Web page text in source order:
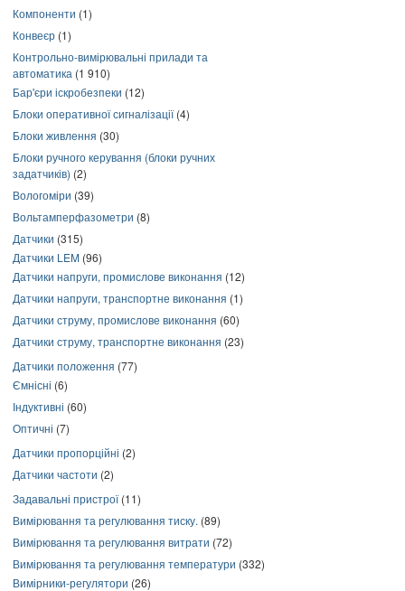
Компоненти (1)
Конвеєр (1)
Контрольно-вимірювальні прилади та
автоматика (1 910)
Бар'єри іскробезпеки (12)
Блоки оперативної сигналізації(4)
Блоки живлення (30)
Блоки ручного керування (блоки ручних
задатчиків) (2)
Вологоміри (39)
Вольтамперфазометри (8)
Датчики (315)
Датчики LEM (96)
Датчики напруги, промислове виконання (12)
Датчики напруги, транспортне виконання (1)
Датчики струму, промислове виконання (60)
Датчики струму, транспортне виконання (23)
Датчики положення (77)
Ємнісні (6)
Індуктивні (60)
Оптичні (7)
Датчики пропорційні (2)
Датчики частоти (2)
Задавальні пристрої(11)
Вимірювання та регулювання тиску. (89)
Вимірювання та регулювання витрати (72)
Вимірювання та регулювання температури (332)
Вимірники-регулятори (26)